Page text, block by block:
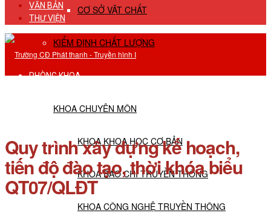
CƠ SỞ VẬT CHẤT
KIỂM ĐỊNH CHẤT LƯỢNG
PHÒNG KHOA
KHOA CHUYÊN MÔN
KHOA KHOA HỌC CƠ BẢN
KHOA BÁO CHÍ TRUYỀN THÔNG
KHOA CÔNG NGHỆ TRUYỀN THÔNG
VĂN BẢN
THƯ VIỆN
Quy trình xây dựng kế hoạch,
tiến độ đào tạo, thời khóa biểu
QT07/QLĐT